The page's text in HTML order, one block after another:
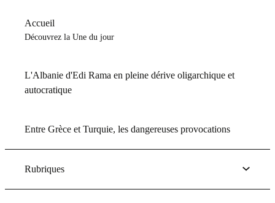
Accueil
Découvrez la Une du jour
L'Albanie d'Edi Rama en pleine dérive oligarchique et
autocratique
Entre Grèce et Turquie, les dangereuses provocations
Rubriques